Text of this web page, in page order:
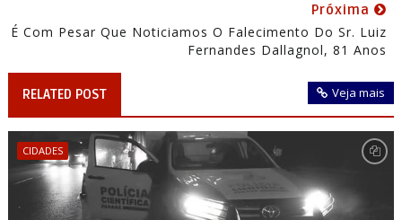
Próxima
É Com Pesar Que Noticiamos O Falecimento Do Sr. Luiz
Fernandes Dallagnol, 81 Anos
RELATED POST Veja mais
CIDADES